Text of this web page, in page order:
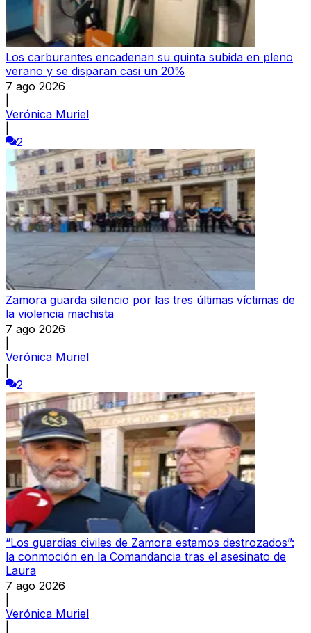
Los carburantes encadenan su quinta subida en pleno
verano y se disparan casi un 20%
7 ago 2026
Verónica Muriel
2
Zamora guarda silencio por las tres últimas víctimas de
la violencia machista
7 ago 2026
Verónica Muriel
2
“Los guardias civiles de Zamora estamos destrozados”:
la conmoción en la Comandancia tras el asesinato de
Laura
7 ago 2026
Verónica Muriel